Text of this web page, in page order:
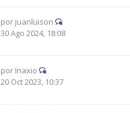
por juanluison
30 Ago 2024, 18:08
por Inaxio
20 Oct 2023, 10:37